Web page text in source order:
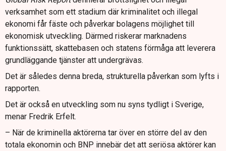
verksamhet som ett stadium där kriminalitet och illegal
ekonomi får fäste och påverkar bolagens möjlighet till
ekonomisk utveckling. Därmed riskerar marknadens
funktionssätt, skattebasen och statens förmåga att leverera
grundläggande tjänster att undergrävas.
Det är således denna breda, strukturella påverkan som lyfts i
rapporten.
Det är också en utveckling som nu syns tydligt i Sverige,
menar Fredrik Erfelt.
– När de kriminella aktörerna tar över en större del av den
totala ekonomin och BNP innebär det att seriösa aktörer kan